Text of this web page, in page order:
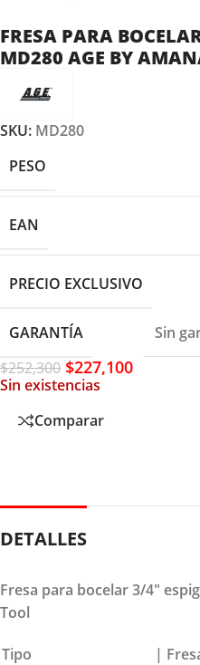
FRESA PARA
MD280 AGE BY
SKU: MD280
PESO
EAN
PRECIO EXCLUSIVO
GARANTÍA
Sin
$252,300 $227,100
Sin existencias
Comparar
DETALLES
Fresa para bocelar 3/4″
Tool
Tipo
|